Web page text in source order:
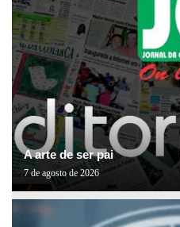
A arte de ser pai
7 de agosto de 2026